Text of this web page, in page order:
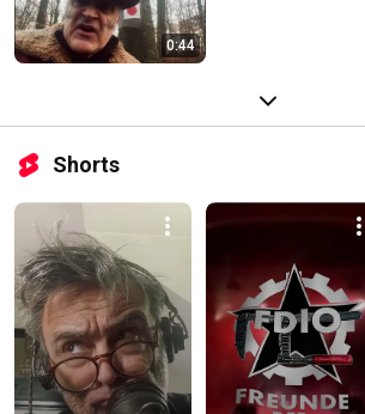
0:44
Shorts